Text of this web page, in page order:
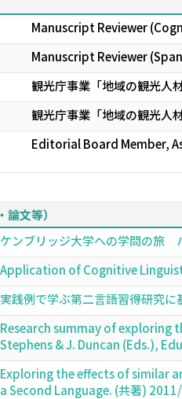
Manuscript Reviewer
Manuscript Reviewer
観光庁事業「地域の観光人
観光庁事業「地域の観光人
Editorial Board Member,
文等）
ケンブリッジ大学への学問の旅
Application of Cognitive
実践例で学ぶ第二言語習得研究
Research summay of exploring
Stephens & J. Duncan (Eds.),
Exploring the effects of similar
a Second Language. (共著)